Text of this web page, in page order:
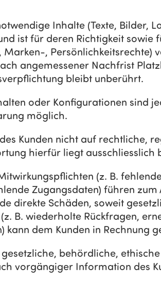
Inhalte (Texte, Bilder,
ist für deren Richtigkeit sowie
Marken-, Persönlichkeitsrechte)
angemessener Nachfrist
bleibt unberührt.
oder Konfigurationen sind
möglich.
Kunden nicht auf rechtliche,
hierfür liegt ausschliesslich
(z. B.
Zugangsdaten) führen zum
direkte Schäden, soweit
B. wiederholte Rückfragen,
kann dem Kunden in Rechnung
behördliche,
vorgängiger Information des